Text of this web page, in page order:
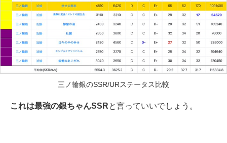
三ノ輪銀のSSR/URステータス比較
これは最強の銀ちゃんSSRと言っていいでしょう。